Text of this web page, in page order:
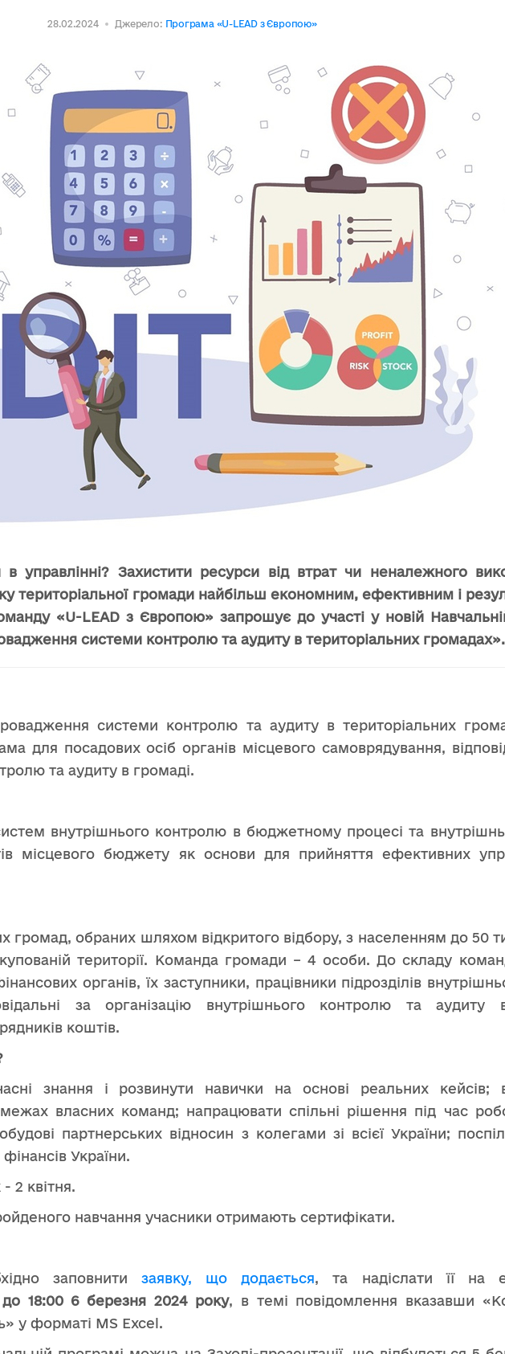
28.02.2024 Джерело: Програма «U-LEAD з Європою»
в управлінні? Захистити ресурси від втрат чи неналежного
територіальної громади найбільш економним, ефективним і
«U-LEAD з Європою» запрошує до участі у новій
системи контролю та аудиту в територіальних громадах».
системи контролю та аудиту в територіальних
для посадових осіб органів місцевого самоврядування,
та аудиту в громаді.
внутрішнього контролю в бюджетному процесі та
місцевого бюджету як основи для прийняття ефективних
громад, обраних шляхом відкритого відбору, з населенням до 50
території. Команда громади – 4 особи. До складу
органів, їх заступники, працівники підрозділів
за організацію внутрішнього контролю та аудиту
коштів.
знання і розвинути навички на основі реальних кейсів;
власних команд; напрацювати спільні рішення під час
партнерських відносин з колегами зі всієї України;
України.
2 квітня.
навчання учасники отримають сертифікати.
заповнити заявку, що додається, та надіслати її на
до 18:00 6 березня 2024 року, в темі повідомлення вказавши
у форматі MS Excel.